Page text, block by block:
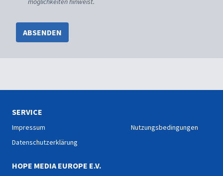
ABSENDEN
SERVICE
Impressum
Datenschutzerklärung
Nutzungsbedingungen
HOPE MEDIA EUROPE E.V.